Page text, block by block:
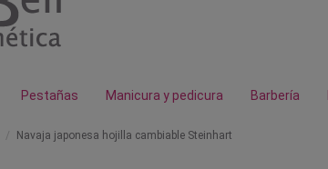
Pestañas Manicura y pedicura Barbería
Navaja japonesa hojilla cambiable Steinhart